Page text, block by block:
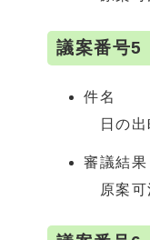
議案番号5
件名
日の出
審議結果
原案可